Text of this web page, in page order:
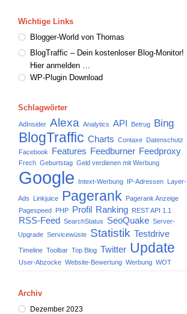
Wichtige Links
Blogger-World von Thomas
BlogTraffic – Dein kostenloser Blog-Monitor!
Hier anmelden …
WP-Plugin Download
Schlagwörter
AdInsider Alexa Analytics API Betrug Bing
BlogTraffic Charts Contaxe Datenschutz
Facebook
Features Feedburner Feedproxy
Frech Geburtstag Geld verdienen mit Werbung
Google Intext-Werbung IP-Adressen Layer-
Ads Linkjuice Pagerank
Pagerank Anzeige
Pagespeed PHP Profil Ranking REST API 1.1
RSS-Feed SearchStatus SeoQuake Server-
Upgrade Servicewüste Statistik Testdrive
Timeline Toolbar Top Blog Twitter Update
User-Abzocke Website-Bewertung Werbung WOT
Archiv
Dezember 2023